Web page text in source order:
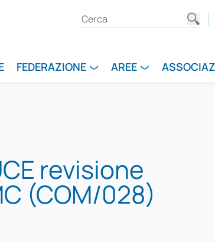
FEDERAZIONE AREE
revisione
(COM/028)